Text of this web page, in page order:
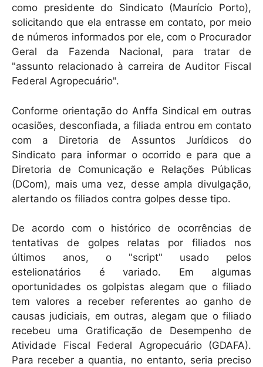
como presidente do Sindicato (Maurício Porto),
solicitando que ela entrasse em contato, por meio
de números informados por ele, com o Procurador
Geral da Fazenda Nacional, para tratar de
"assunto relacionado à carreira de Auditor Fiscal
Federal Agropecuário".
Conforme orientação do Anffa Sindical em outras
ocasiões, desconfiada, a filiada entrou em contato
com a Diretoria de Assuntos Jurídicos do
Sindicato para informar o ocorrido e para que a
Diretoria de Comunicação e Relações Públicas
(DCom), mais uma vez, desse ampla divulgação,
alertando os filiados contra golpes desse tipo.
De acordo com o histórico de ocorrências de
tentativas de golpes relatas por filiados nos
últimos anos, o "script" usado pelos
estelionatários é variado. Em algumas
oportunidades os golpistas alegam que o filiado
tem valores a receber referentes ao ganho de
causas judiciais, em outras, alegam que o filiado
recebeu uma Gratificação de Desempenho de
Atividade Fiscal Federal Agropecuário (GDAFA).
Para receber a quantia, no entanto, seria preciso